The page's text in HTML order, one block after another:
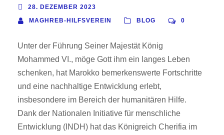
28. DEZEMBER 2023
MAGHREB-HILFSVEREIN
BLOG 0
Unter der Führung Seiner Majestät König
Mohammed VI., möge Gott ihm ein langes Leben
schenken, hat Marokko bemerkenswerte Fortschritte
und eine nachhaltige Entwicklung erlebt,
insbesondere im Bereich der humanitären Hilfe.
Dank der Nationalen Initiative für menschliche
Entwicklung (INDH) hat das Königreich Cherifia im